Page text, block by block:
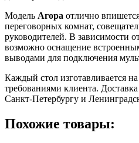
Модель Агора отлично
переговорных комнат,
руководителей. В зависимости
возможно оснащение
выводами для подключения
Каждый стол изготавливается на
требованиями клиента.
Санкт-Петербургу и
Похожие товары: